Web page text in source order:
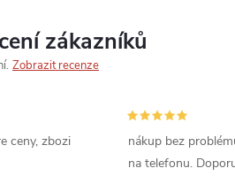
zákazníků
Zobrazit recenze
ceny, zbozi
nákup bez
na telefonu.